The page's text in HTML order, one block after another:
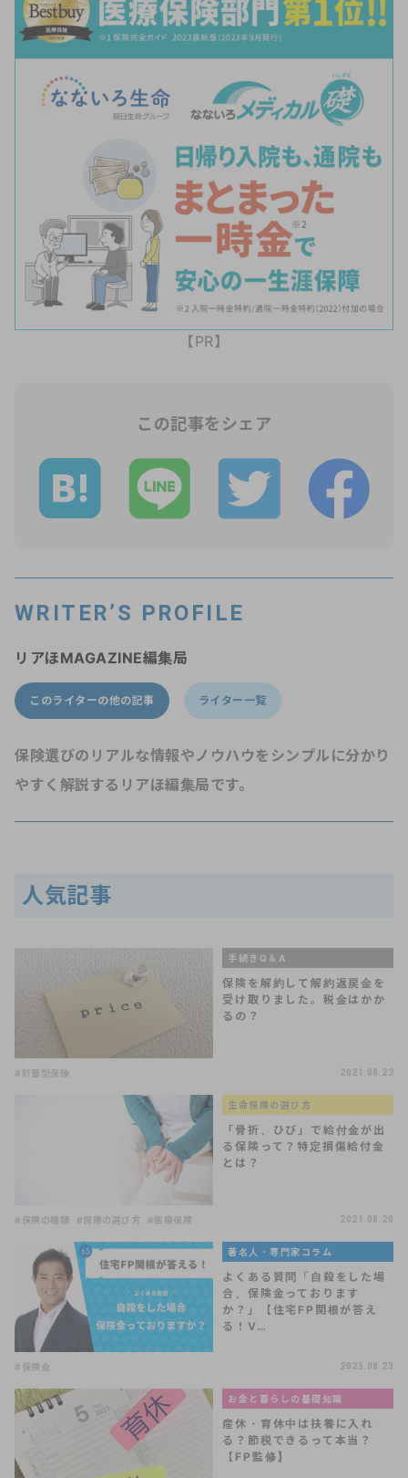
【PR】
この記事をシェア
WRITER’S PROFILE
リアほMAGAZINE編集局
このライターの他の記事 ライター一覧
保険選びのリアルな情報やノウハウをシンプルに分かり
やすく解説するリアほ編集局です。
人気記事
手続きQ＆A
保険を解約して解約返戻金を
受け取りました。税金はかか
るの？
#貯蓄型保険 2021.08.22
生命保険の選び方
「骨折、ひび」で給付金が出
る保険って？特定損傷給付金
とは？
#保険の種類 #保険の選び方 #医療保険 2021.08.20
著名人・専門家コラム
よくある質問「自殺をした場
合、保険金っております
か？」【住宅FP関根が答え
る！V…
#保険金 2023.08.23
お金と暮らしの基礎知識
産休・育休中は扶養に入れ
る？節税できるって本当？
【FP監修】